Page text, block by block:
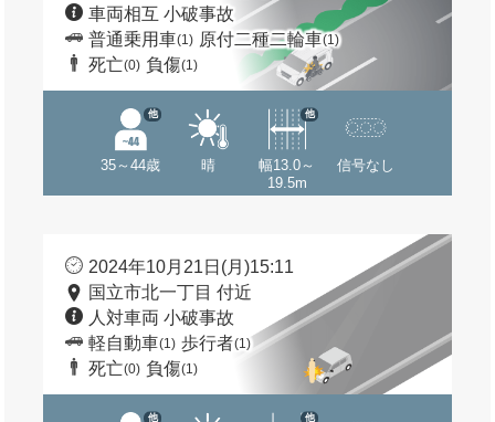
車両相互 小破事故
普通乗用車(1) 原付二種二輪車(1)
死亡(0) 負傷(1)
35～44歳
他
晴
幅13.0～
19.5m
他
信号なし
2024年10月21日(月)15:11
国立市北一丁目 付近
人対車両 小破事故
軽自動車(1) 歩行者(1)
死亡(0) 負傷(1)
他 他